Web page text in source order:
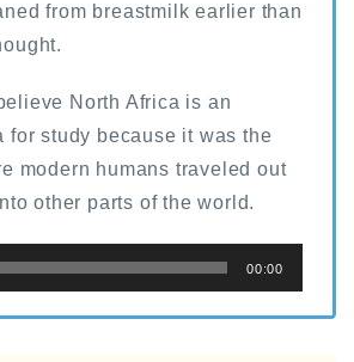
from breastmilk earlier than
North Africa is an
for study because it was the
modern humans traveled out
other parts of the world.
00:00